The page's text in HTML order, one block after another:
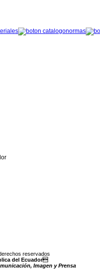
reservados
del Ecuador
Imagen y Prensa